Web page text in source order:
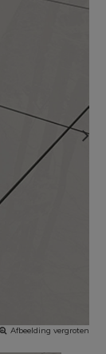
Afbeelding vergroten